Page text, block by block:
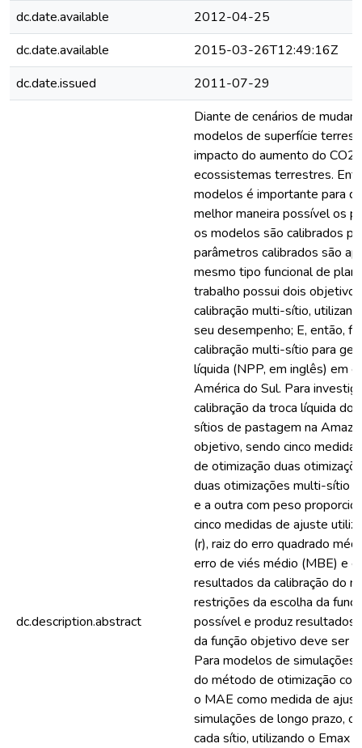
dc.date.available
2012-04-25
dc.date.available
2015-03-26T12:49:16Z
dc.date.issued
2011-07-29
dc.description.abstract
Diante de cenários de
modelos de superfície
impacto do aumento do CO2
ecossistemas terrestres.
modelos é importante para
melhor maneira possível os
os modelos são calibrados
parâmetros calibrados são
mesmo tipo funcional de
trabalho possui dois
calibração multi-sítio,
seu desempenho; E, então,
calibração multi-sítio para
líquida (NPP, em inglês) em
América do Sul. Para
calibração da troca líquida
sítios de pastagem na
objetivo, sendo cinco
de otimização duas
duas otimizações multi-sítio
e a outra com peso
cinco medidas de ajuste
(r), raiz do erro quadrado
erro de viés médio (MBE) e
resultados da calibração do
restrições da escolha da
possível e produz
da função objetivo deve ser
Para modelos de
do método de otimização
o MAE como medida de
simulações de longo prazo,
cada sítio, utilizando o Emax